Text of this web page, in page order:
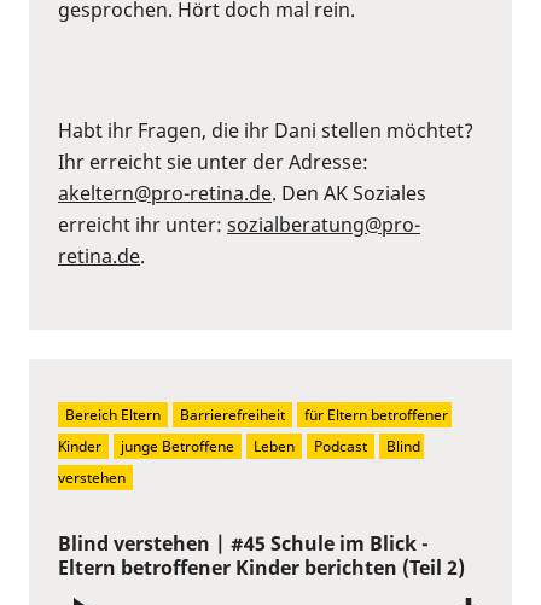
gesprochen. Hört doch mal rein.
Habt ihr Fragen, die ihr Dani stellen möchtet?
Ihr erreicht sie unter der Adresse:
akeltern@pro-retina.de. Den AK Soziales
erreicht ihr unter: sozialberatung@pro-
retina.de.
Blind verstehen | #45 Schule im Blick -
Eltern betroffener Kinder berichten (Teil 2)
Bereich Eltern Barrierefreiheit
für Eltern betroffener
Kinder
junge Betroffene Leben Podcast
Blind
verstehen